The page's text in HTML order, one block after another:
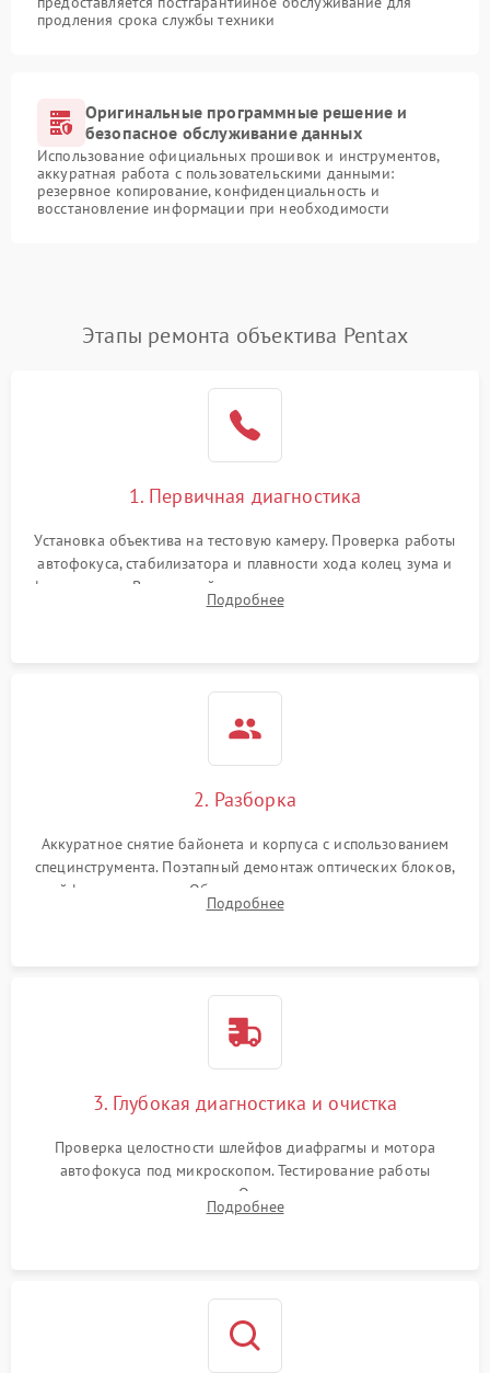
продления срока службы техники
Оригинальные программные решение и
безопасное обслуживание данных
Использование официальных прошивок и инструментов,
аккуратная работа с пользовательскими данными:
резервное копирование, конфиденциальность и
восстановление информации при необходимости
Этапы ремонта объектива Pentax
1. Первичная диагностика
Установка объектива на тестовую камеру. Проверка работы
автофокуса, стабилизатора и плавности хода колец зума и
фокусировки. Визуальный осмотр линз на наличие царапин,
грибка, пыли и оценка состояния контактов байонета.
Подробнее
2. Разборка
Аккуратное снятие байонета и корпуса с использованием
специнструмента. Поэтапный демонтаж оптических блоков,
шлейфов и приводов. Обязательная маркировка положения
линзовых групп для сохранения заводской центровки при
Подробнее
3. Глубокая диагностика и очистка
Проверка целостности шлейфов диафрагмы и мотора
автофокуса под микроскопом. Тестирование работы
электромагнитного привода. Очистка оптических элементов
от пыли, следов влаги и грибка спецрастворами без
Подробнее